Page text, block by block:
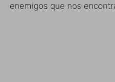
enemigos que nos